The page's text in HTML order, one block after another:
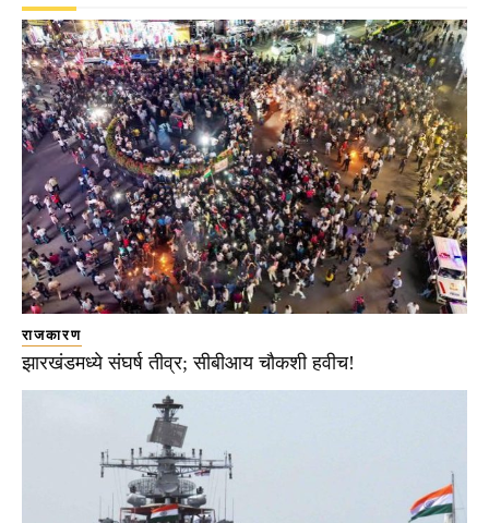
राजकारण
झारखंडमध्ये संघर्ष तीव्र; सीबीआय चौकशी हवीच!